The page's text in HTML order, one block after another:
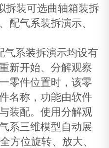
拆装可选曲轴箱装拆
配气系装拆演示、
气系装拆演示均设有
新开始、分解观察
零件位置时，该零
名称，功能由软件
装配。使用分解观
系三维模型自动展
方位旋转、放大、